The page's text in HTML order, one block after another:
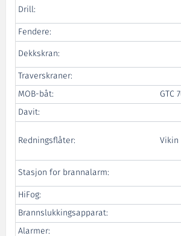
Drill:
Fendere:
Dekkskran:
Traverskraner:
MOB-båt:
GTC
Davit:
Redningsflåter: Vikin
Stasjon for brannalarm:
HiFog:
Brannslukkingsapparat:
Alarmer: